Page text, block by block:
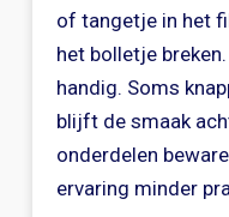
of tangetje in het
het bolletje
handig. Soms
blijft de smaak
onderdelen
ervaring minder